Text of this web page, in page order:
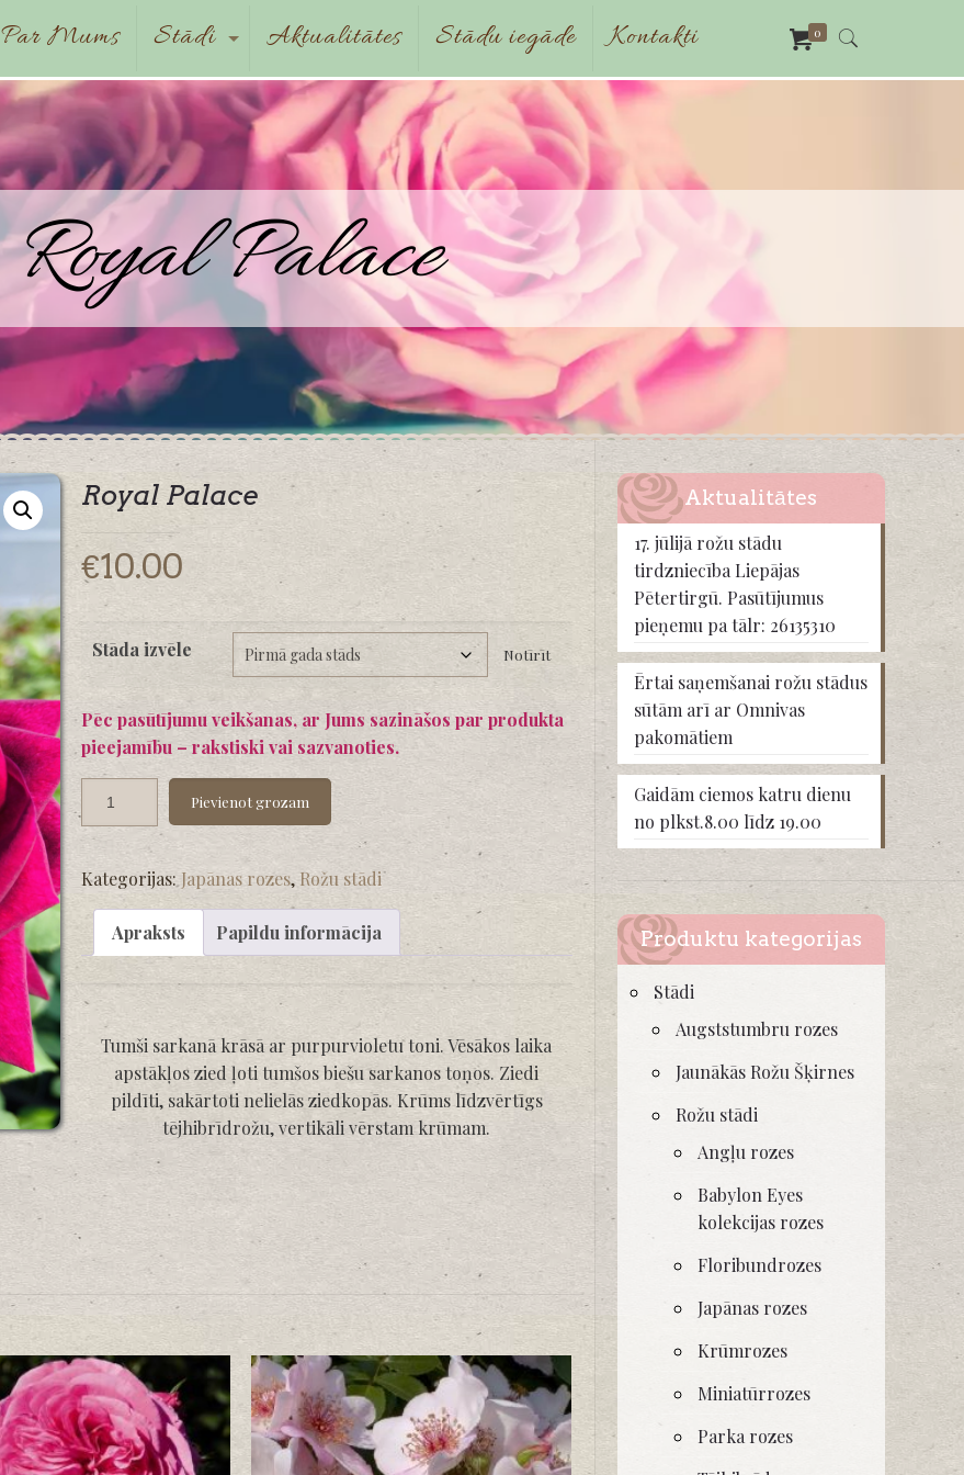
Par Mums Stādi Aktualitātes Stādu iegāde Kontakti 0
Royal Palace
Royal Palace
€10.00
Stāda izvēle Notīrīt
Pēc pasūtījumu veikšanas, ar Jums sazināšos par produkta
pieejamību – rakstiski vai sazvanoties.
Pievienot grozam
Kategorijas: Japānas rozes, Rožu stādi
Apraksts Papildu informācija
Tumši sarkanā krāsā ar purpurvioletu toni. Vēsākos laika
apstākļos zied ļoti tumšos biešu sarkanos toņos. Ziedi
pildīti, sakārtoti nelielās ziedkopās. Krūms līdzvērtīgs
tējhibrīdrožu, vertikāli vērstam krūmam.
Aktualitātes
17. jūlijā rožu stādu
tirdzniecība Liepājas
Pētertirgū. Pasūtījumus
pieņemu pa tālr: 26135310
Ērtai saņemšanai rožu stādus
sūtām arī ar Omnivas
pakomātiem
Gaidām ciemos katru dienu
no plkst.8.00 līdz 19.00
Produktu kategorijas
Stādi
Augststumbru rozes
Jaunākās Rožu Šķirnes
Rožu stādi
Angļu rozes
Babylon Eyes
kolekcijas rozes
Floribundrozes
Japānas rozes
Krūmrozes
Miniatūrrozes
Parka rozes